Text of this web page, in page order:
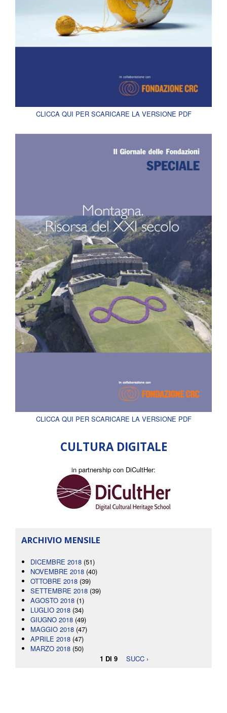
CLICCA QUI PER SCARICARE LA VERSIONE PDF
CLICCA QUI PER SCARICARE LA VERSIONE PDF
CULTURA DIGITALE
in partnership con DiCultHer:
ARCHIVIO MENSILE
DICEMBRE 2018 (51)
NOVEMBRE 2018 (40)
OTTOBRE 2018 (39)
SETTEMBRE 2018 (39)
AGOSTO 2018 (1)
LUGLIO 2018 (34)
GIUGNO 2018 (49)
MAGGIO 2018 (47)
APRILE 2018 (47)
MARZO 2018 (50)
1 DI 9
SUCC ›